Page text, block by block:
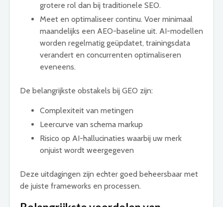
grotere rol dan bij traditionele SEO.
Meet en optimaliseer continu. Voer minimaal
maandelijks een AEO-baseline uit. AI-modellen
worden regelmatig geüpdatet, trainingsdata
verandert en concurrenten optimaliseren
eveneens.
De belangrijkste obstakels bij GEO zijn:
Complexiteit van metingen
Leercurve van schema markup
Risico op AI-hallucinaties waarbij uw merk
onjuist wordt weergegeven
Deze uitdagingen zijn echter goed beheersbaar met
de juiste frameworks en processen.